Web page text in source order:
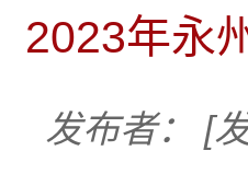
2023年永
发布者： [